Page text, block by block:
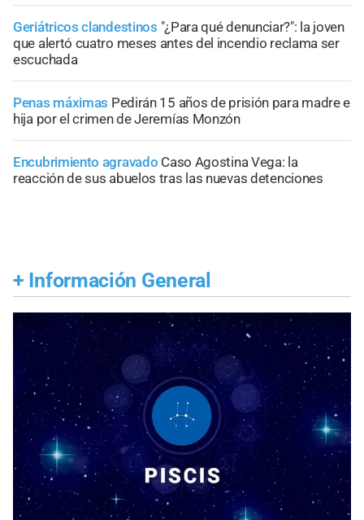
Geriátricos clandestinos "¿Para qué denunciar?": la joven
que alertó cuatro meses antes del incendio reclama ser
escuchada
Penas máximas Pedirán 15 años de prisión para madre e
hija por el crimen de Jeremías Monzón
Encubrimiento agravado Caso Agostina Vega: la
reacción de sus abuelos tras las nuevas detenciones
+ Información General